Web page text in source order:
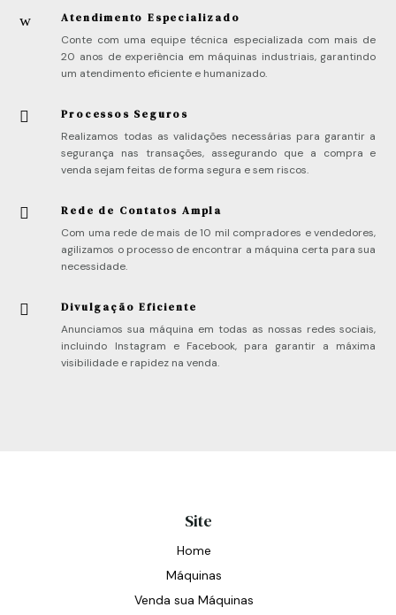
w
Atendimento Especializado
Conte com uma equipe técnica especializada com mais de
20 anos de experiência em máquinas industriais, garantindo
um atendimento eficiente e humanizado.

Processos Seguros
Realizamos todas as validações necessárias para garantir a
segurança nas transações, assegurando que a compra e
venda sejam feitas de forma segura e sem riscos.

Rede de Contatos Ampla
Com uma rede de mais de 10 mil compradores e vendedores,
agilizamos o processo de encontrar a máquina certa para sua
necessidade.

Divulgação Eficiente
Anunciamos sua máquina em todas as nossas redes sociais,
incluindo Instagram e Facebook, para garantir a máxima
visibilidade e rapidez na venda.
Site
Home
Máquinas
Venda sua Máquinas